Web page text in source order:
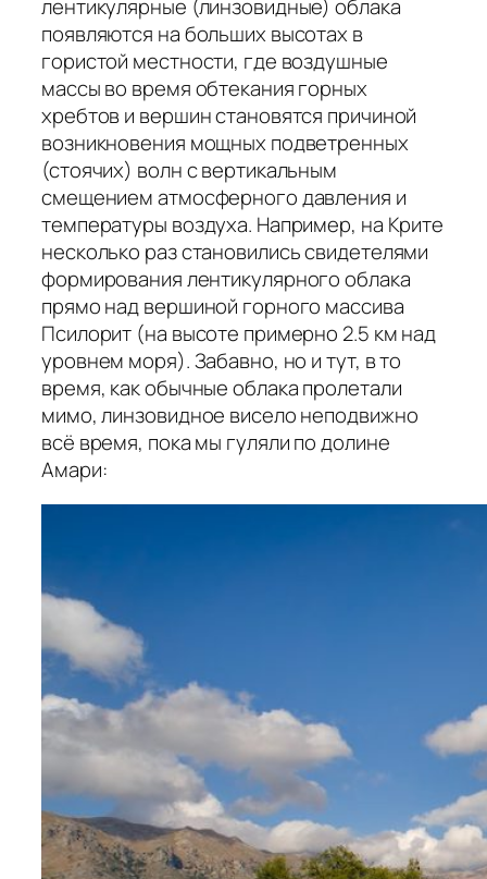
лентикулярные (линзовидные) облака
появляются на больших высотах в
гористой местности, где воздушные
массы во время обтекания горных
хребтов и вершин становятся причиной
возникновения мощных подветренных
(стоячих) волн с вертикальным
смещением атмосферного давления и
температуры воздуха. Например, на Крите
несколько раз становились свидетелями
формирования лентикулярного облака
прямо над вершиной горного массива
Псилорит (на высоте примерно 2.5 км над
уровнем моря). Забавно, но и тут, в то
время, как обычные облака пролетали
мимо, линзовидное висело неподвижно
всё время, пока мы гуляли по долине
Амари: